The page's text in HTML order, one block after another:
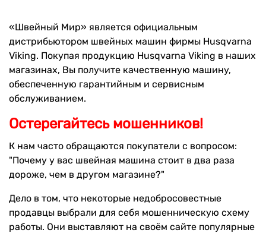
«Швейный Мир» является официальным
дистрибьютором швейных машин фирмы Husqvarna
Viking. Покупая продукцию Husqvarna Viking в наших
магазинах, Вы получите качественную машину,
обеспеченную гарантийным и сервисным
обслуживанием.
Остерегайтесь мошенников!
К нам часто обращаются покупатели с вопросом:
"Почему у вас швейная машина стоит в два раза
дороже, чем в другом магазине?"
Дело в том, что некоторые недобросовестные
продавцы выбрали для себя мошенническую схему
работы. Они выставляют на своём сайте популярные